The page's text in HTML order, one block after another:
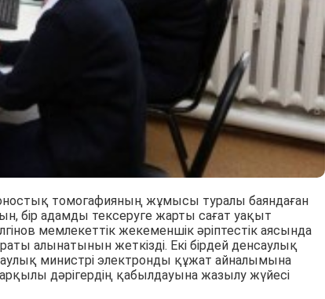
томогафияның жұмысы туралы баяндаған
бір адамды тексеруге жарты сағат уақыт
мемлекеттік жекеменшік әріптестік аясында
алынатынын жеткізді. Екі бірдей денсаулық
министрі электронды құжат айналымына
дәрігердің қабылдауына жазылу жүйесі